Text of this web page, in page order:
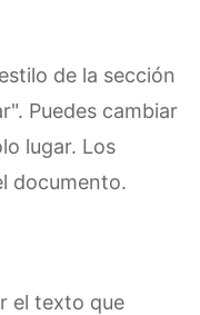
de la sección
Puedes cambiar
lugar. Los
documento.
el texto que